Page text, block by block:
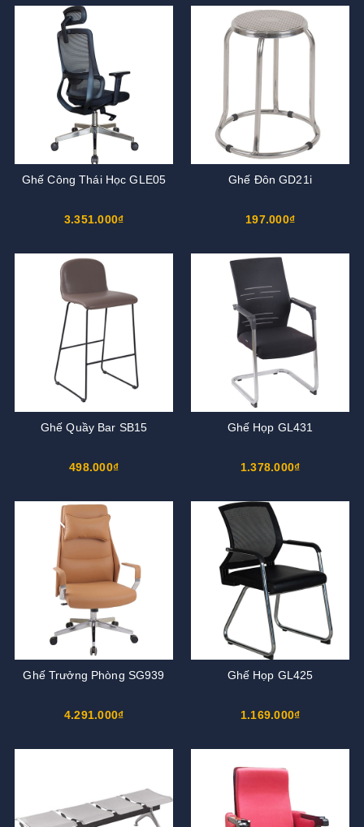
Ghế Công Thái Học GLE05
3.351.000₫
Ghế Đôn GD21i
197.000₫
Ghế Quầy Bar SB15
498.000₫
Ghế Họp GL431
1.378.000₫
Ghế Trưởng Phòng SG939
4.291.000₫
Ghế Họp GL425
1.169.000₫